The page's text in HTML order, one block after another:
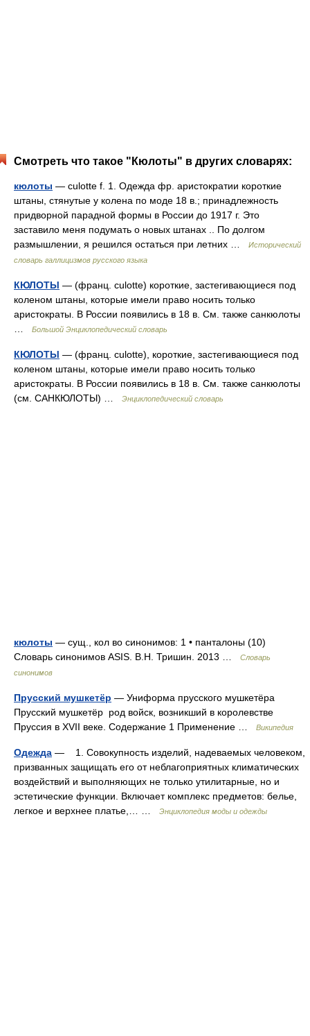
Смотреть что такое "Кюлоты" в других словарях:
кюлоты — culotte f. 1. Одежда фр. аристократии короткие
штаны, стянутые у колена по моде 18 в.; принадлежность
придворной парадной формы в России до 1917 г. Это
заставило меня подумать о новых штанах .. По долгом
размышлении, я решился остаться при летних …
Исторический
словарь галлицизмов русского языка
КЮЛОТЫ — (франц. culotte) короткие, застегивающиеся под
коленом штаны, которые имели право носить только
аристократы. В России появились в 18 в. См. также санкюлоты
Большой Энциклопедический словарь
КЮЛОТЫ — (франц. culotte), короткие, застегивающиеся под
коленом штаны, которые имели право носить только
аристократы. В России появились в 18 в. См. также санкюлоты
(см. САНКЮЛОТЫ) …
Энциклопедический словарь
кюлоты — сущ., кол во синонимов: 1 • панталоны (10)
Словарь синонимов ASIS. В.Н. Тришин. 2013 …
Словарь
синонимов
Прусский мушкетёр — Униформа прусского мушкетёра
Прусский мушкетёр род войск, возникший в королевстве
Пруссия в XVII веке. Содержание 1 Применение …
Википедия
Одежда — 1. Совокупность изделий, надеваемых человеком,
призванных защищать его от неблагоприятных климатических
воздействий и выполняющих не только утилитарные, но и
эстетические функции. Включает комплекс предметов: белье,
легкое и верхнее платье,… …
Энциклопедия моды и одежды